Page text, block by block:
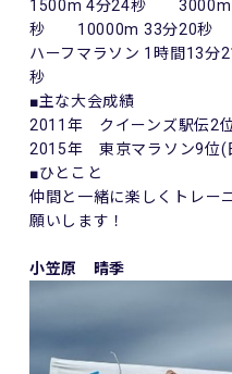
1500m 4分24秒
秒 10000m 33分20秒
ハーフマラソン 1時間13
秒
■主な大会成績
2011年 クイーンズ駅伝2
2015年 東京マラソン9位(
■ひとこと
仲間と一緒に楽しくトレー
願いします！
小笠原 晴季